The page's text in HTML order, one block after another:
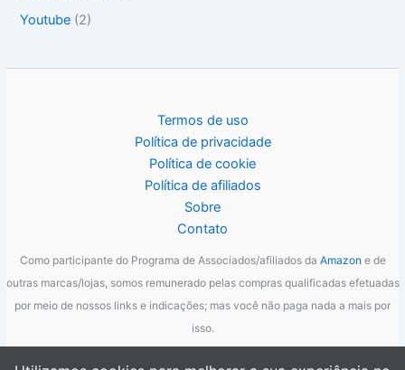
Youtube (2)
Termos de uso
Política de privacidade
Política de cookie
Política de afiliados
Sobre
Contato
Como participante do Programa de Associados/afiliados da Amazon e de
outras marcas/lojas, somos remunerado pelas compras qualificadas efetuadas
por meio de nossos links e indicações; mas você não paga nada a mais por
isso.